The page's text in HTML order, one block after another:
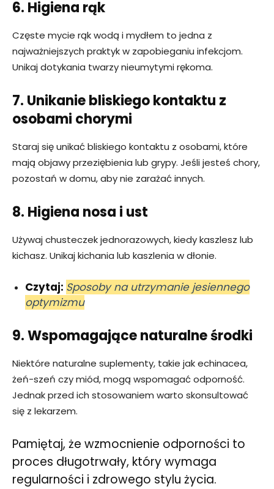
6. Higiena rąk
Częste mycie rąk wodą i mydłem to jedna z
najważniejszych praktyk w zapobieganiu infekcjom.
Unikaj dotykania twarzy nieumytymi rękoma.
7. Unikanie bliskiego kontaktu z
osobami chorymi
Staraj się unikać bliskiego kontaktu z osobami, które
mają objawy przeziębienia lub grypy. Jeśli jesteś chory,
pozostań w domu, aby nie zarażać innych.
8. Higiena nosa i ust
Używaj chusteczek jednorazowych, kiedy kaszlesz lub
kichasz. Unikaj kichania lub kaszlenia w dłonie.
Czytaj: Sposoby na utrzymanie jesiennego
optymizmu
9. Wspomagające naturalne środki
Niektóre naturalne suplementy, takie jak echinacea,
żeń-szeń czy miód, mogą wspomagać odporność.
Jednak przed ich stosowaniem warto skonsultować
się z lekarzem.
Pamiętaj, że wzmocnienie odporności to
proces długotrwały, który wymaga
regularności i zdrowego stylu życia.